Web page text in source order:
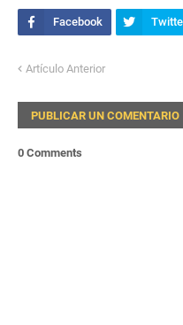
Artículo Anterior
PUBLICAR UN COMENTARIO
0 Comments